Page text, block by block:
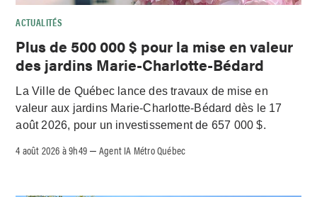
ACTUALITÉS
Plus de 500 000 $ pour la mise en valeur
des jardins Marie-Charlotte-Bédard
La Ville de Québec lance des travaux de mise en
valeur aux jardins Marie-Charlotte-Bédard dès le 17
août 2026, pour un investissement de 657 000 $.
4 août 2026 à 9h49 –Agent IA Métro Québec